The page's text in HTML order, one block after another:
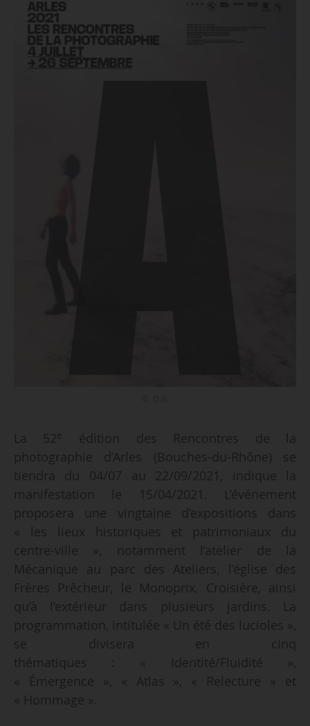
La 52e
édition des Rencontres de la
photographie d’Arles (Bouches-du-Rhône) se
tiendra du 04/07 au 22/09/2021, indique la
manifestation le 15/04/2021. L’événement
proposera une vingtaine d’expositions dans
« les lieux historiques et patrimoniaux du
centre-ville », notamment l’atelier de la
Mécanique au parc des Ateliers, l’église des
Frères Prêcheur, le Monoprix, Croisière, ainsi
qu’à l’extérieur dans plusieurs jardins. La
programmation, intitulée « Un été des lucioles »,
se divisera en cinq
thématiques : « Identité/Fluidité »,
« Émergence », « Atlas », « Relecture » et
« Hommage ».